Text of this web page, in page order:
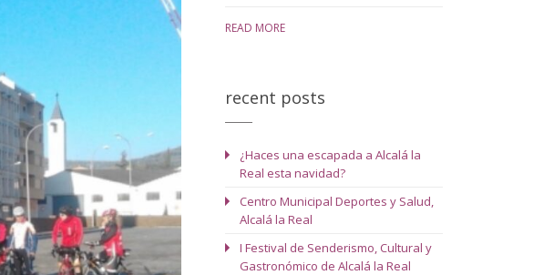
READ MORE
recent posts
¿Haces una escapada a Alcalá la
Real esta navidad?
Centro Municipal Deportes y Salud,
Alcalá la Real
I Festival de Senderismo, Cultural y
Gastronómico de Alcalá la Real